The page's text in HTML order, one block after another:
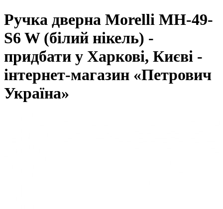
Ручка дверна Morelli MH-49-
S6 W (білий нікель) -
придбати у Харкові, Києві -
інтернет-магазин «Петрович
Україна»